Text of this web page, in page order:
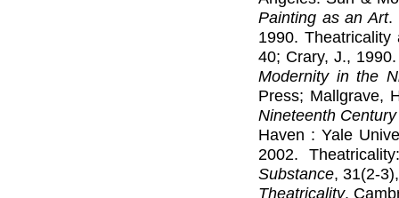
Painting as an Art.
1990.
40; Crary, J., 1990.
Modernity in the
Press; Mallgrave,
Nineteenth
Haven : Yale
2002.
Substance, 31(2-
Theatricality.